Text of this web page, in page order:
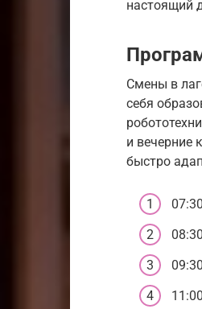
настоящий
Смены в
себя
и вечерние
быстро